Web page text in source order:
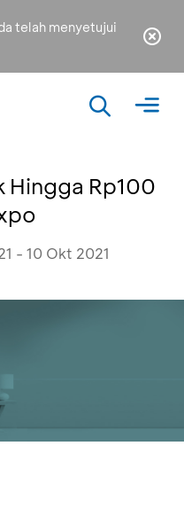
telah menyetujui
Hingga Rp100
- 10 Okt 2021